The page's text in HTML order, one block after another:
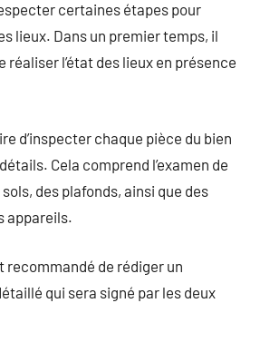
certaines étapes pour
lieux. Dans un premier temps, il
réaliser l’état des lieux en présence
d’inspecter chaque pièce du bien
Cela comprend l’examen de
sols, des plafonds, ainsi que des
appareils.
recommandé de rédiger un
qui sera signé par les deux